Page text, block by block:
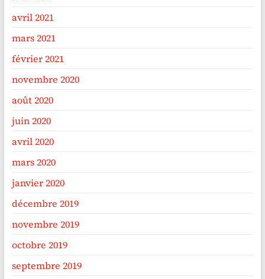
avril 2021
mars 2021
février 2021
novembre 2020
août 2020
juin 2020
avril 2020
mars 2020
janvier 2020
décembre 2019
novembre 2019
octobre 2019
septembre 2019